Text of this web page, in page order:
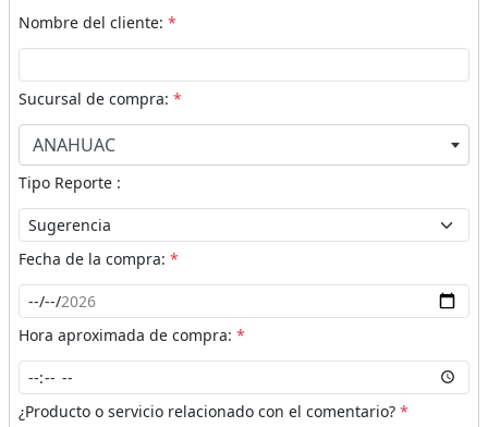
Nombre del cliente: *
Sucursal de compra: *
ANAHUAC
Tipo Reporte :
Fecha de la compra: *
Hora aproximada de compra: *
¿Producto o servicio relacionado con el comentario? *